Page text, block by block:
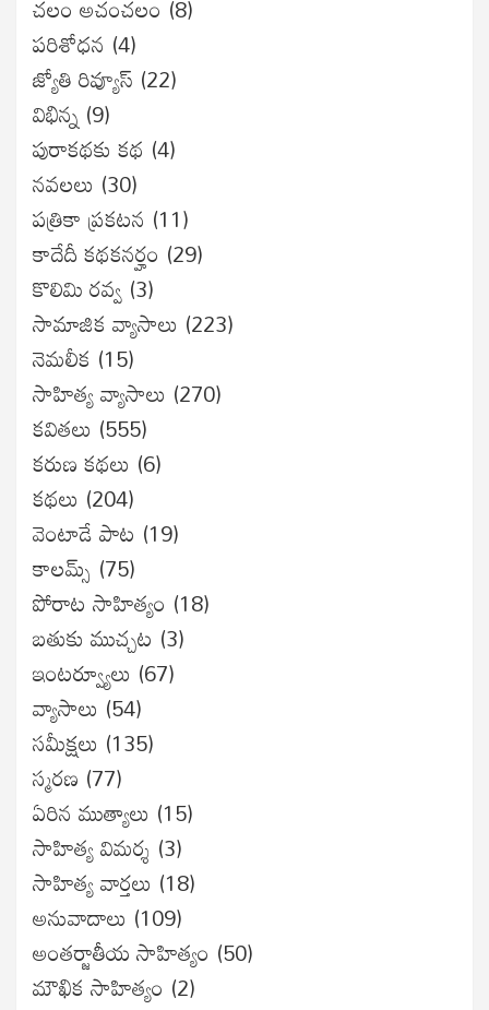
ప‌రిశోధ‌న‌ (4)
జ్యోతి రివ్యూస్ (22)
విభిన్న (9)
పురాకథకు కథ (4)
నవలలు (30)
పత్రికా ప్రకటన (11)
కాదేదీ కథకనర్హం (29)
కొలిమి రవ్వ (3)
సామాజిక వ్యాసాలు (223)
నెమలీక (15)
సాహిత్య వ్యాసాలు (270)
కవితలు (555)
కరుణ కథలు (6)
కథలు (204)
వెంటాడే పాట (19)
కాలమ్స్ (75)
పోరాట సాహిత్యం (18)
బతుకు ముచ్చట (3)
ఇంటర్వ్యూలు (67)
వ్యాసాలు (54)
సమీక్షలు (135)
స్మరణ (77)
ఏరిన ముత్యాలు (15)
సాహిత్య విమర్శ (3)
సాహిత్య వార్తలు (18)
అనువాదాలు (109)
అంతర్జాతీయ సాహిత్యం (50)
మౌఖిక సాహిత్యం (2)